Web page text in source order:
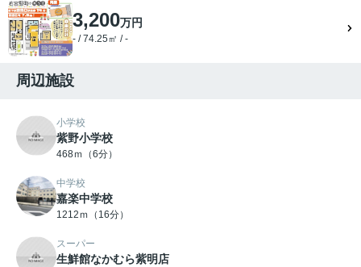
3,200万円
- / 74.25㎡ / -
周辺施設
小学校
紫野小学校
468ｍ（6分）
中学校
嘉楽中学校
1212ｍ（16分）
スーパー
生鮮館なかむら紫明店